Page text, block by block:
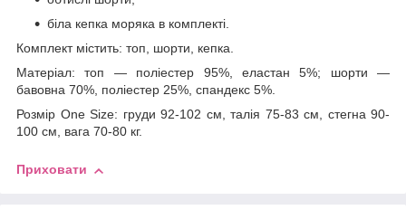
біла кепка моряка в комплекті.
Комплект містить: топ, шорти, кепка.
Матеріал: топ — поліестер 95%, еластан 5%; шорти —
бавовна 70%, поліестер 25%, спандекс 5%.
Розмір One Size: груди 92-102 см, талія 75-83 см, стегна 90-
100 см, вага 70-80 кг.
Приховати